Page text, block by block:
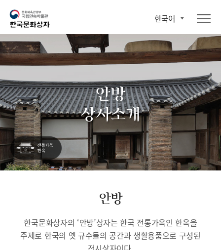
한국어
안방
상자소개
안방
한국문화상자의 ‘안방’상자는 한국 전통가옥인 한옥을
주제로 한국의 옛 규수들의 공간과 생활용품으로 구성된